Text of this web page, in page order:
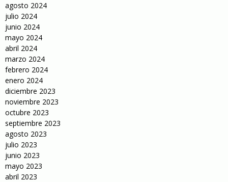
agosto 2024
julio 2024
junio 2024
mayo 2024
abril 2024
marzo 2024
febrero 2024
enero 2024
diciembre 2023
noviembre 2023
octubre 2023
septiembre 2023
agosto 2023
julio 2023
junio 2023
mayo 2023
abril 2023